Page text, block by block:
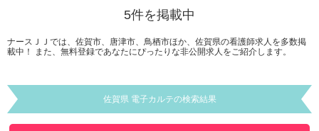
5件を掲載中
ナースＪＪでは、佐賀市、唐津市、鳥栖市ほか、佐賀県の看護師求人を多数掲
載中！ また、無料登録であなたにぴったりな非公開求人をご紹介します。
佐賀県 電子カルテの検索結果